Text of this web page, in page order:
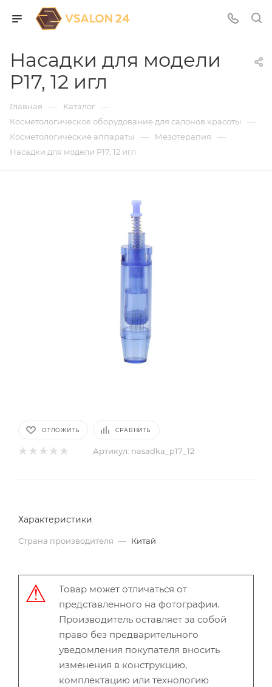
Насадки для модели
P17, 12 игл
Главная — Каталог —
Косметологическое оборудование для салонов красоты —
Косметологические аппараты — Мезотерапия —
Насадки для модели P17, 12 игл
ОТЛОЖИТЬ СРАВНИТЬ
Артикул: nasadka_p17_12
Характеристики
Страна производителя — Китай
Товар может отличаться от
представленного на фотографии.
Производитель оставляет за собой
право без предварительного
уведомления покупателя вносить
изменения в конструкцию,
комплектацию или технологию